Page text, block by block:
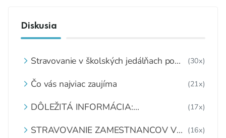
Diskusia
Stravovanie v školských jedálňach po
(30x)
Čo vás najviac zaujíma (21x)
DÔLEŽITÁ INFORMÁCIA:
A RECEPTÚRY
(17x)
STRAVOVANIE ZAMESTNANCOV V
(16x)